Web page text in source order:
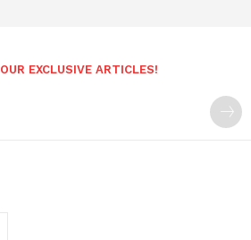
EXCLUSIVE ARTICLES!